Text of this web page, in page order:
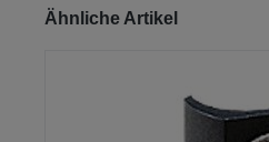
Produktgalerie überspringen
Ähnliche Artikel